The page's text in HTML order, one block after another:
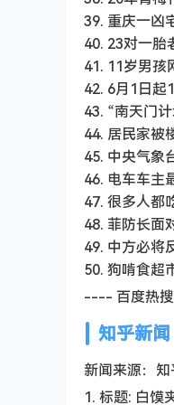
39. 重庆一凶
40. 23对一胎
41. 11岁男孩
42. 6月1日起
43. “南天门
44. 居民家被
45. 中央气象
46. 电车车主
47. 很多人都
48. 菲防长面
49. 中方必将
50. 狗啃食超
---- 百度热
知乎新闻
新闻来源：
1. 标题: 白馍